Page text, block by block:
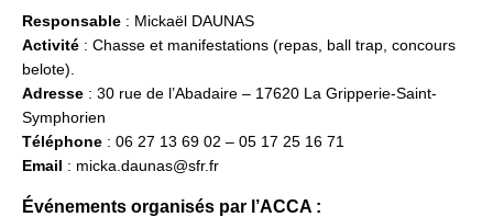
Responsable : Mickaël DAUNAS
Activité : Chasse et manifestations (repas, ball trap, concours
belote).
Adresse : 30 rue de l’Abadaire – 17620 La Gripperie-Saint-
Symphorien
Téléphone : 06 27 13 69 02 – 05 17 25 16 71
Email : micka.daunas@sfr.fr
Événements organisés par l’ACCA :